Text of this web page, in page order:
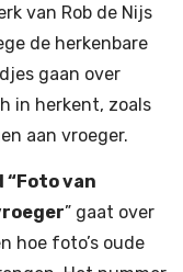
van Rob de Nijs
de herkenbare
gaan over
in herkent, zoals
aan vroeger.
“Foto van
” gaat over
hoe foto’s oude